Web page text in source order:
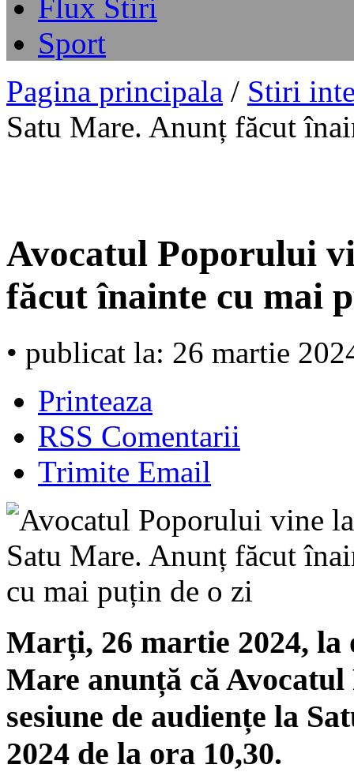
Flux Stiri
Sport
Pagina principala / Stiri
Satu Mare. Anunț făcut
Avocatul Poporului
făcut înainte cu mai
• publicat la: 26 martie
Printeaza
RSS Comentarii
Trimite Email
Marți, 26 martie 2024, la
Mare anunță că
sesiune de audiențe la
2024 de la ora 10,30.